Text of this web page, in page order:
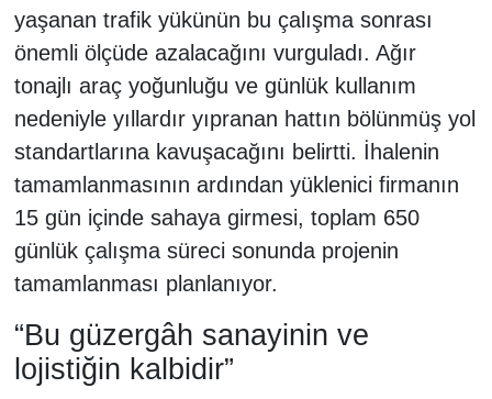
yaşanan trafik yükünün bu çalışma sonrası
önemli ölçüde azalacağını vurguladı. Ağır
tonajlı araç yoğunluğu ve günlük kullanım
nedeniyle yıllardır yıpranan hattın bölünmüş yol
standartlarına kavuşacağını belirtti. İhalenin
tamamlanmasının ardından yüklenici firmanın
15 gün içinde sahaya girmesi, toplam 650
günlük çalışma süreci sonunda projenin
tamamlanması planlanıyor.
“Bu güzergâh sanayinin ve
lojistiğin kalbidir”